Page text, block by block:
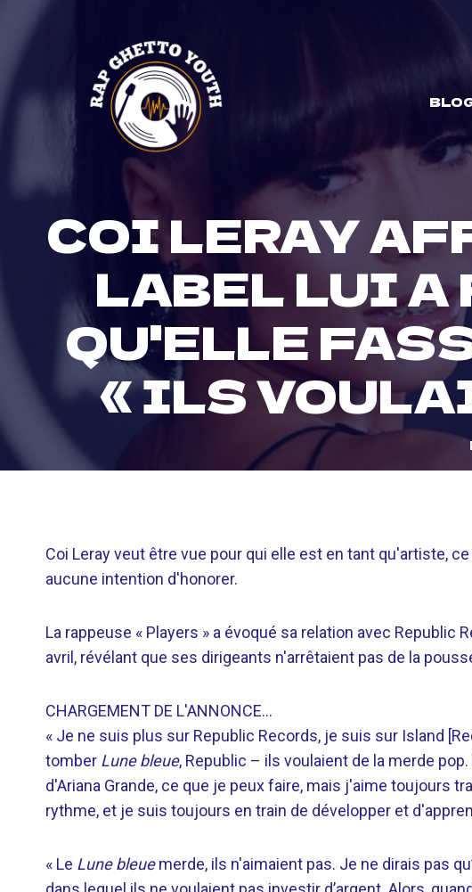
COI LERAY
LABEL LUI A
QU'ELLE
« ILS
Coi Leray veut être vue pour qui elle est en tant qu'artiste,
aucune intention d'honorer.
La rappeuse « Players » a évoqué sa relation avec
avril, révélant que ses dirigeants n'arrêtaient pas de la
CHARGEMENT DE L'ANNONCE…
« Je ne suis plus sur Republic Records, je suis sur Island
tomber Lune bleue, Republic – ils voulaient de la merde
d'Ariana Grande, ce que je peux faire, mais j'aime toujours
rythme, et je suis toujours en train de développer et
« Le Lune bleuemerde, ils n'aimaient pas. Je ne dirais pas